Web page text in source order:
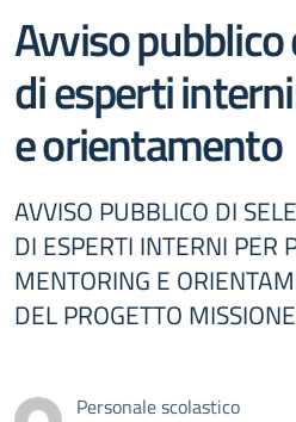
Avviso
di esperti
e orientamento
AVVISO PUBBLICO DI
DI ESPERTI INTERNI PER
MENTORING E
DEL PROGETTO
Personale scolastico